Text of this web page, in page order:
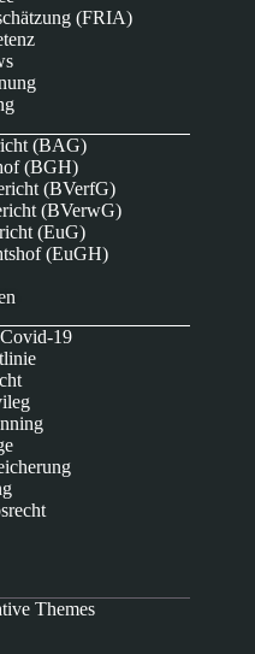
(FRIA)
(BAG)
(BGH)
(BVerfG)
(BVerwG)
(EuG)
(EuGH)
19
Themes